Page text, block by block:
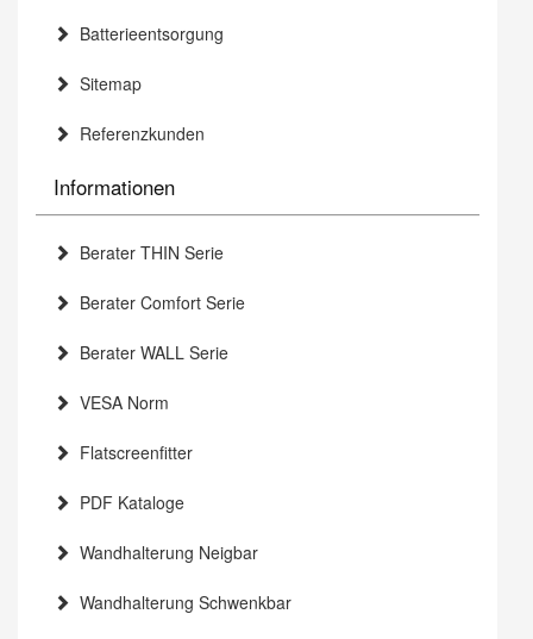
Batterieentsorgung
Sitemap
Referenzkunden
Informationen
Berater THIN Serie
Berater Comfort Serie
Berater WALL Serie
VESA Norm
Flatscreenfitter
PDF Kataloge
Wandhalterung Neigbar
Wandhalterung Schwenkbar